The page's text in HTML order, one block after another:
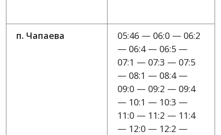
п. Чапаева
05:46 — 06:0 — 06:2
— 06:4 — 06:5 —
07:1 — 07:3 — 07:5
— 08:1 — 08:4 —
09:0 — 09:2 — 09:4
— 10:1 — 10:3 —
11:0 — 11:2 — 11:4
— 12:0 — 12:2 —